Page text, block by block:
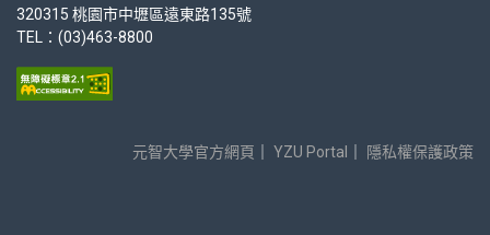
320315 桃園市中壢區遠東路135號
TEL：(03)463-8800
元智大學官方網頁 YZU Portal 隱私權保護政策